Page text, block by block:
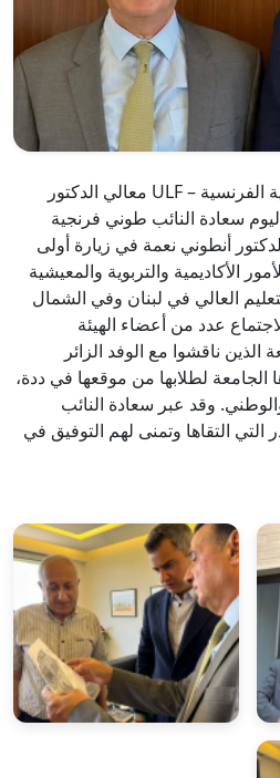
استقبل رئيس الجامعة اللبنانية الفرنسية – ULF معالي الدكتور
سعادة النائب طوني فرنجية
أنطوني نعمة في زيارة أولى
الأكاديمية والتربوية والمعيشية
العالي في لبنان وفي الشمال
عدد من أعضاء الهيئة
الذين ناقشوا مع الوفد الزائر
الجامعة لطلابها من موقعها في ددة،
وقد عبر سعادة النائب
التي التقاها وتمنى لهم التوفيق في